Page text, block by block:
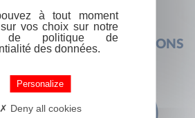
? FOIRE AUX QUESTIONS
à tout moment
vos choix sur notre
de politique de
des données.
Personalize
Deny all cookies